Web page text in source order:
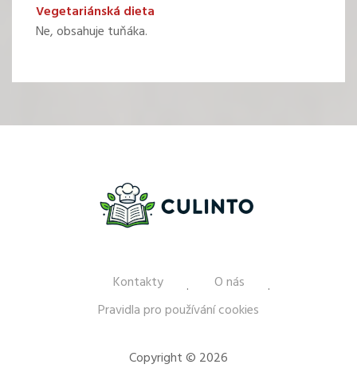
Vegetariánská dieta
Ne, obsahuje tuňáka.
Kontakty
O nás
Pravidla pro používání cookies
Copyright © 2026